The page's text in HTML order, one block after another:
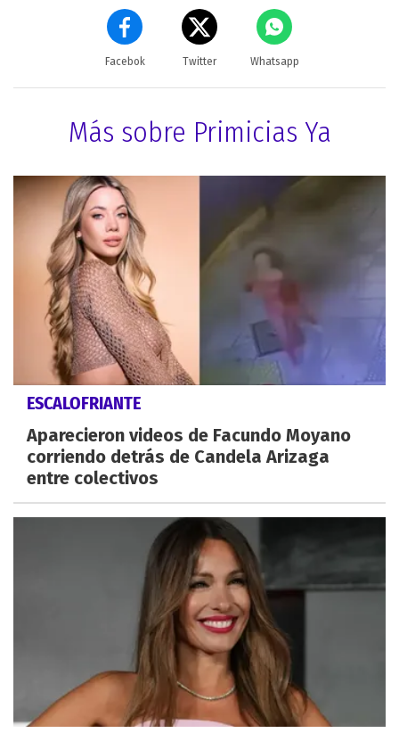
Facebok Twitter Whatsapp
Más sobre Primicias Ya
ESCALOFRIANTE
Aparecieron videos de Facundo Moyano
corriendo detrás de Candela Arizaga
entre colectivos